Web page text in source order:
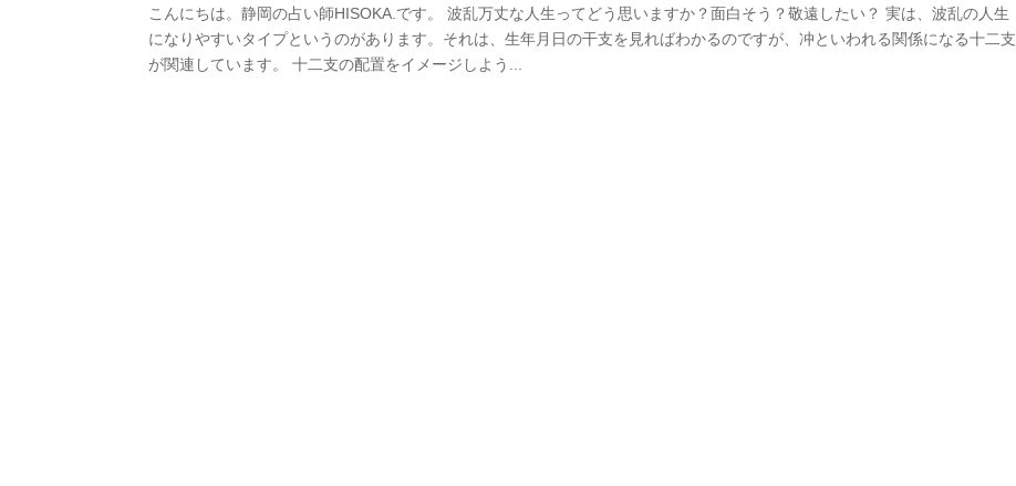
こんにちは。静岡の占い師HISOKA.です。 波乱万丈な人生ってどう思いますか？面白そう？敬遠したい？ 実は、波乱の人生
になりやすいタイプというのがあります。それは、生年月日の干支を見ればわかるのですが、冲といわれる関係になる十二支
が関連しています。 十二支の配置をイメージしよう...